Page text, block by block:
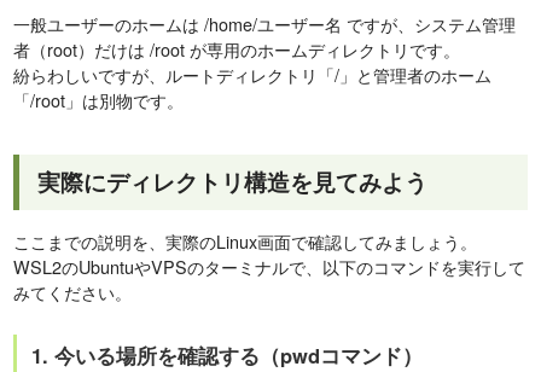
一般ユーザーのホームは /home/ユーザー名 ですが、システム管理
者（root）だけは /root が専用のホームディレクトリです。
紛らわしいですが、ルートディレクトリ「/」と管理者のホーム
「/root」は別物です。
実際にディレクトリ構造を見てみよう
ここまでの説明を、実際のLinux画面で確認してみましょう。
WSL2のUbuntuやVPSのターミナルで、以下のコマンドを実行して
みてください。
1. 今いる場所を確認する（pwdコマンド）